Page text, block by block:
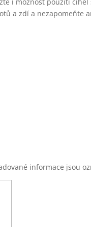
a zdí a nezapomeňte
informace jsou